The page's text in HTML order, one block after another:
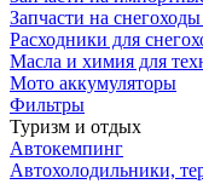
Запчасти на
Расходники для
Масла и химия для
Мото аккумуляторы
Фильтры
Туризм и отдых
Автокемпинг
Автохолодильники,